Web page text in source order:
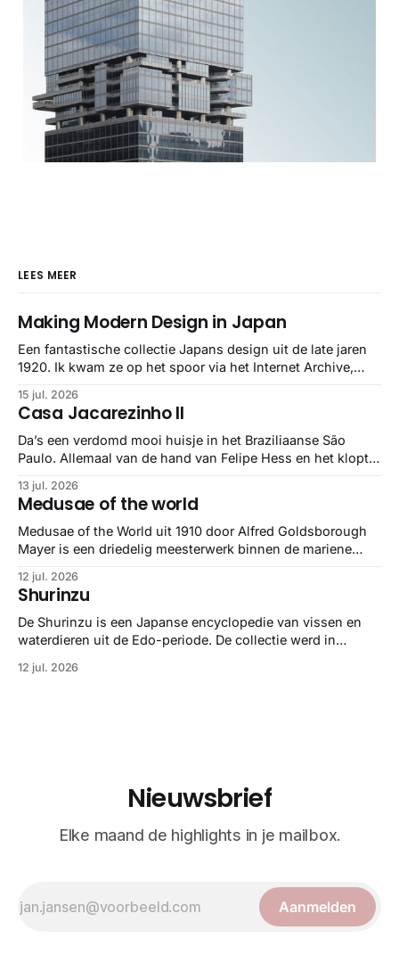
LEES MEER
Making Modern Design in Japan
Een fantastische collectie Japans design uit de late jaren
1920. Ik kwam ze op het spoor via het Internet Archive,
gebundeld in een: boek ✨ Daarin hebben ze alle scans een
stuk netter getrokken, maar op deze manier vind ik ze er
minstens
15 jul. 2026
Casa Jacarezinho II
Da’s een verdomd mooi huisje in het Braziliaanse São
Paulo. Allemaal van de hand van Felipe Hess en het klopt
13 jul. 2026
Medusae of the world
Medusae of the World uit 1910 door Alfred Goldsborough
Mayer is een driedelig meesterwerk binnen de mariene
gedetailleerd overzicht van kwallensoorten en hun
taxonomie. Het boek staat bekend om de combinatie van
strikte wetenschap met prachtige, handgetekende
illustraties en kleurendrukplaten van Mayer zelf.
12 jul. 2026
Shurinzu
De Shurinzu is een Japanse encyclopedie van vissen en
waterdieren uit de Edo-periode. De collectie werd in
bekend om verfijnde technieken en bijna driedimensionale
12 jul. 2026
Nieuwsbrief
Elke maand de highlights in je mailbox.
Aanmelden